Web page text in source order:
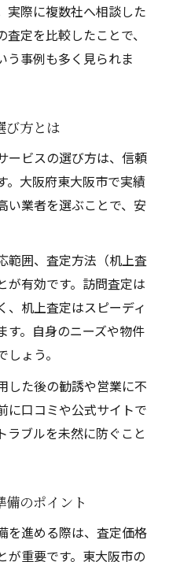
査定のコツ
を考慮する重要性
価格に与える影響
動産査定無料サービ
ェックポイント
頼して頂きたい理由
実際に複数社へ相談した
定を比較したことで、
う事例も多く見られま
び方とは
ービスの選び方は、信頼
。大阪府東大阪市で実績
い業者を選ぶことで、安
範囲、査定方法（机上査
が有効です。訪問査定は
、机上査定はスピーディ
す。自身のニーズや物件
ょう。
した後の勧誘や営業に不
に口コミや公式サイトで
ラブルを未然に防ぐこと
のポイント
を進める際は、査定価格
が重要です。東大阪市の